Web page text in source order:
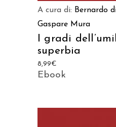
A cura di: Bernardo
Gaspare Mura
I gradi
superbia
8,99€
Ebook